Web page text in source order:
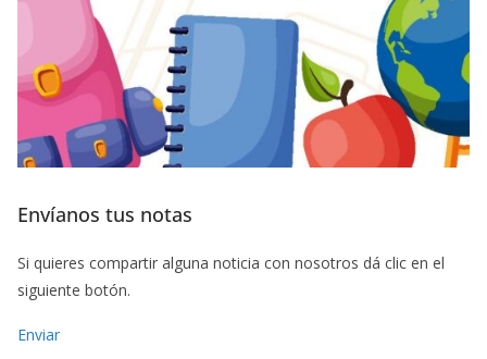
Envíanos tus notas
Si quieres compartir alguna noticia con nosotros dá clic en el
siguiente botón.
Enviar